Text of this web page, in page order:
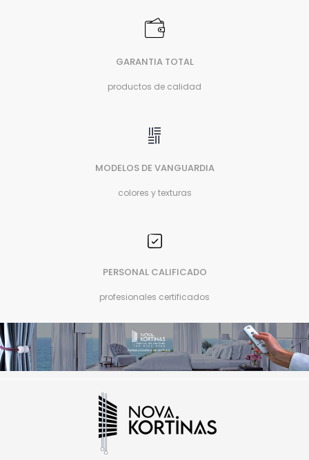
GARANTIA TOTAL
productos de calidad
MODELOS DE VANGUARDIA
colores y texturas
PERSONAL CALIFICADO
profesionales certificados